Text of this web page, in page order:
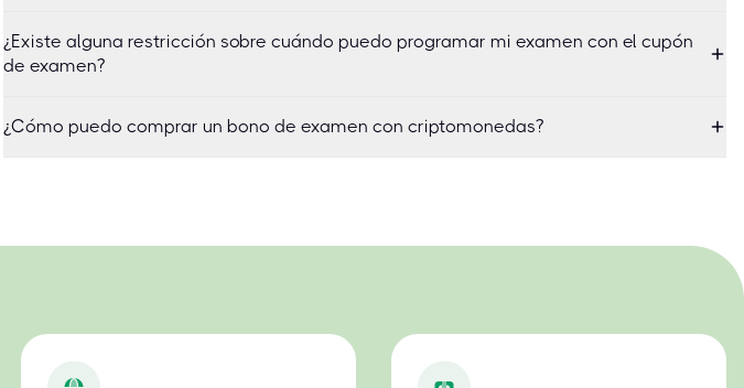
¿Existe alguna restricción sobre cuándo puedo programar mi examen con el cupón
de examen?
¿Cómo puedo comprar un bono de examen con criptomonedas?